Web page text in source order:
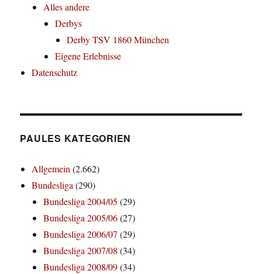
Alles andere
Derbys
Derby TSV 1860 München
Eigene Erlebnisse
Datenschutz
PAULES KATEGORIEN
Allgemein(2.662)
Bundesliga(290)
Bundesliga 2004/05 (29)
Bundesliga 2005/06(27)
Bundesliga 2006/07 (29)
Bundesliga 2007/08 (34)
Bundesliga 2008/09(34)